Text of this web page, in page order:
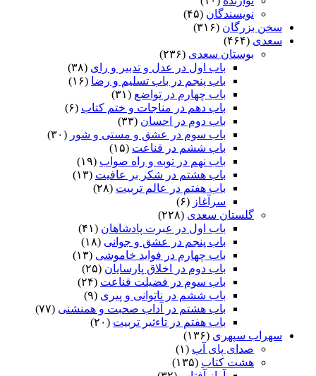
نویسندگان (۴۵)
سخن بزرگان (۳۱۶)
سعدی (۴۶۴)
بوستان سعدی (۲۳۶)
باب اول در عدل و تدبیر و رای (۳۸)
باب پنجم در باب تسلیم و رضا (۱۶)
باب چهارم در تواضع (۳۱)
باب دهم در مناجات و ختم کتاب (۶)
باب دوم در احسان (۳۳)
باب سوم در عشق و مستی و شور (۳۰)
باب ششم در قناعت (۱۵)
باب نهم در توبه و راه صواب (۱۹)
باب هشتم در شکر بر عافیت (۱۳)
باب هفتم در عالم تربیت (۲۸)
سرآغاز (۶)
گلستان سعدی (۲۲۸)
باب اول در عبرت پادشاهان (۴۱)
باب پنجم در عشق و جوانى (۱۸)
باب چهارم در فواید خاموشى (۱۳)
باب دوم در اخلاق پارسایان (۲۵)
باب سوم در فضیلت قناعت (۲۴)
باب ششم در ناتوانى و پیرى (۹)
باب هشتم در آداب صحبت و همنشنى (۷۷)
باب هفتم در تاءثیر تربیت (۲۰)
سهراب سپهری (۱۳۶)
صدای پای آب (۱)
هشت کتاب (۱۳۵)